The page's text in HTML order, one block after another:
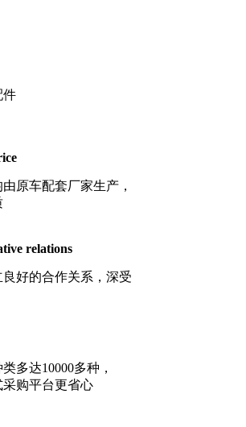
件
原车配套厂家生产，
relations
好的合作关系，深受
多达10000多种，
采购平台更省心